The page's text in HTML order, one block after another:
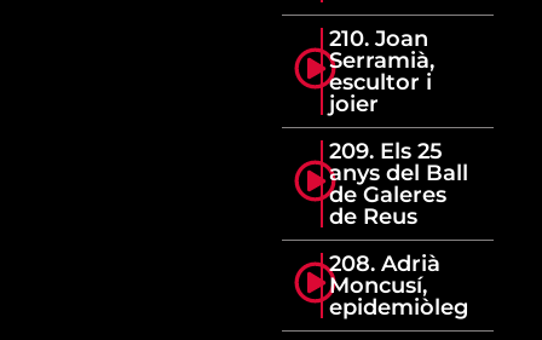
210. Joan
Serramià,
escultor i
joier
209. Els 25
anys del Ball
de Galeres
de Reus
208. Adrià
Moncusí,
epidemiòleg